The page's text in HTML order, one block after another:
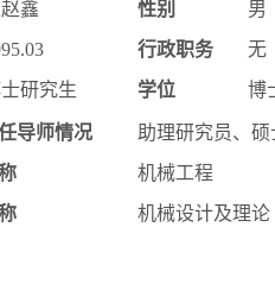
鑫 性别
男
行政职务
无
研究生 学位 博
导师情况
助理研究员、
机械工程
机械设计及理论